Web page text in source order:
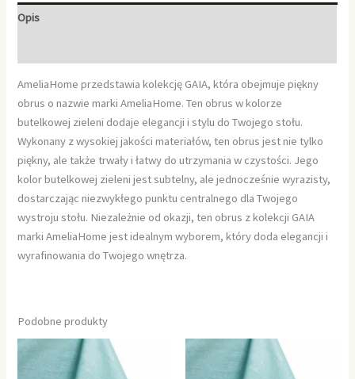
Opis
AmeliaHome przedstawia kolekcję GAIA, która obejmuje piękny
obrus o nazwie marki AmeliaHome. Ten obrus w kolorze
butelkowej zieleni dodaje elegancji i stylu do Twojego stołu.
Wykonany z wysokiej jakości materiałów, ten obrus jest nie tylko
piękny, ale także trwały i łatwy do utrzymania w czystości. Jego
kolor butelkowej zieleni jest subtelny, ale jednocześnie wyrazisty,
dostarczając niezwykłego punktu centralnego dla Twojego
wystroju stołu. Niezależnie od okazji, ten obrus z kolekcji GAIA
marki AmeliaHome jest idealnym wyborem, który doda elegancji i
wyrafinowania do Twojego wnętrza.
Podobne produkty